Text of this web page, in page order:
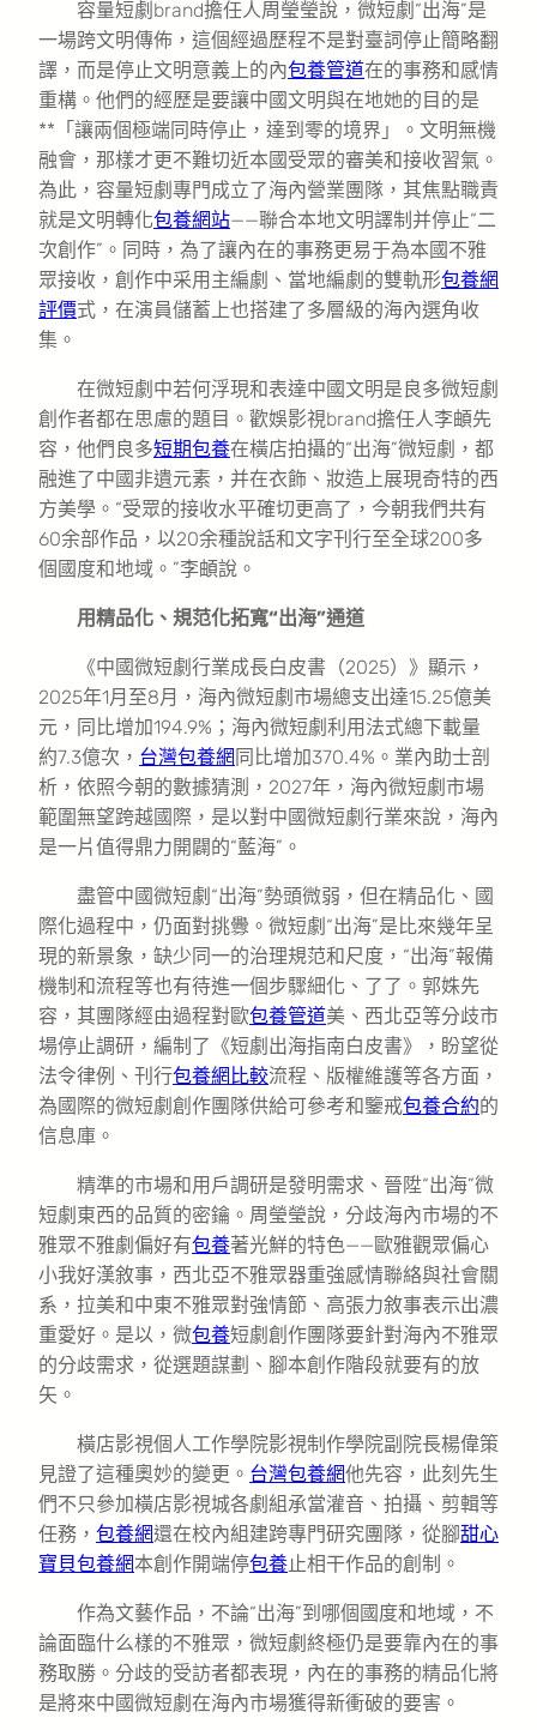
容量短劇brand擔任人周瑩瑩說，微短劇“出海”是
一場跨文明傳佈，這個經過歷程不是對臺詞停止簡略翻
譯，而是停止文明意義上的內包養管道在的事務和感情
重構。他們的經歷是要讓中國文明與在地她的目的是
**「讓兩個極端同時停止，達到零的境界」。文明無機
融會，那樣才更不難切近本國受眾的審美和接收習氣。
為此，容量短劇專門成立了海內營業團隊，其焦點職責
就是文明轉化包養網站——聯合本地文明譯制并停止“二
次創作”。同時，為了讓內在的事務更易于為本國不雅
眾接收，創作中采用主編劇、當地編劇的雙軌形包養網
評價式，在演員儲蓄上也搭建了多層級的海內選角收
集。
在微短劇中若何浮現和表達中國文明是良多微短劇
創作者都在思慮的題目。歡娛影視brand擔任人李頔先
容，他們良多短期包養在橫店拍攝的“出海”微短劇，都
融進了中國非遺元素，并在衣飾、妝造上展現奇特的西
方美學。“受眾的接收水平確切更高了，今朝我們共有
60余部作品，以20余種說話和文字刊行至全球200多
個國度和地域。”李頔說。
用精品化、規范化拓寬“出海”通道
《中國微短劇行業成長白皮書（2025）》顯示，
2025年1月至8月，海內微短劇市場總支出達15.25億美
元，同比增加194.9%；海內微短劇利用法式總下載量
約7.3億次， 台灣包養網 同比增加370.4%。業內助士剖
析，依照今朝的數據猜測，2027年，海內微短劇市場
範圍無望跨越國際，是以對中國微短劇行業來說，海內
是一片值得鼎力開闢的“藍海”。
盡管中國微短劇“出海”勢頭微弱，但在精品化、國
際化過程中，仍面對挑釁。微短劇“出海”是比來幾年呈
現的新景象，缺少同一的治理規范和尺度，“出海”報備
機制和流程等也有待進一個步驟細化、了了。郭姝先
容，其團隊經由過程對歐包養管道美、西北亞等分歧市
場停止調研，編制了《短劇出海指南白皮書》，盼望從
法令律例、刊行包養網比較流程、版權維護等各方面，
為國際的微短劇創作團隊供給可參考和鑒戒包養合約的
信息庫。
精準的市場和用戶調研是發明需求、晉陞“出海”微
短劇東西的品質的密鑰。周瑩瑩說，分歧海內市場的不
雅眾不雅劇偏好有包養著光鮮的特色——歐雅觀眾偏心
小我好漢敘事，西北亞不雅眾器重強感情聯絡與社會關
系，拉美和中東不雅眾對強情節、高張力敘事表示出濃
重愛好。是以，微包養短劇創作團隊要針對海內不雅眾
的分歧需求，從選題謀劃、腳本創作階段就要有的放
矢。
橫店影視個人工作學院影視制作學院副院長楊偉策
見證了這種奧妙的變更。 台灣包養網他先容，此刻先生
們不只參加橫店影視城各劇組承當灌音、拍攝、剪輯等
任務， 包養網還在校內組建跨專門研究團隊，從腳甜心
寶貝包養網本創作開端停包養止相干作品的創制。
作為文藝作品，不論“出海”到哪個國度和地域，不
論面臨什么樣的不雅眾，微短劇終極仍是要靠內在的事
務取勝。分歧的受訪者都表現，內在的事務的精品化將
是將來中國微短劇在海內市場獲得新衝破的要害。